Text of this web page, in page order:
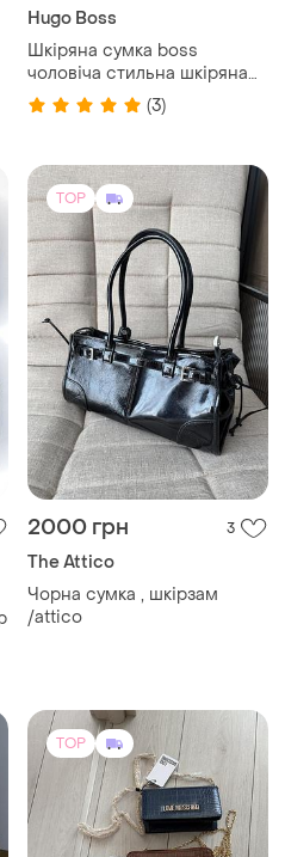
2000 грн 3
The Attico
/attico
TOP
3000 грн